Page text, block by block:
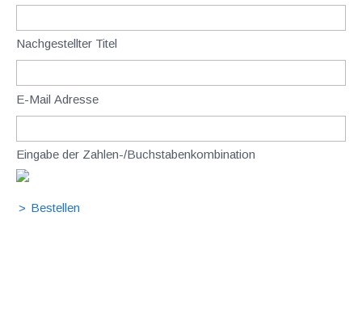
Nachgestellter Titel
E-Mail Adresse
Eingabe der Zahlen-/Buchstabenkombination